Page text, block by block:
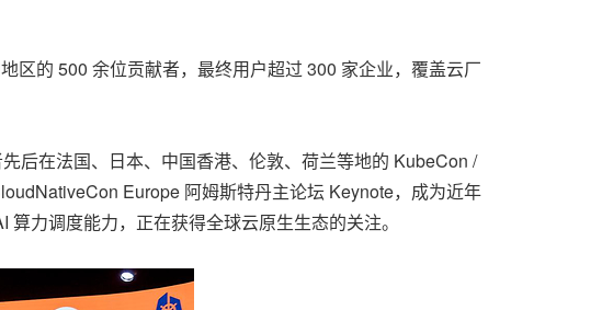
区的 500 余位贡献者，最终用户超过 300 家企业，覆盖云厂
后在法国、日本、 中国香港、伦敦、荷兰等地的 KubeCon /
Europe 阿姆斯特丹主论坛 Keynote，成为近年
力调度能力，正在获得全球云原生生态的关注。